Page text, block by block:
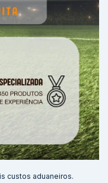
custos aduaneiros.